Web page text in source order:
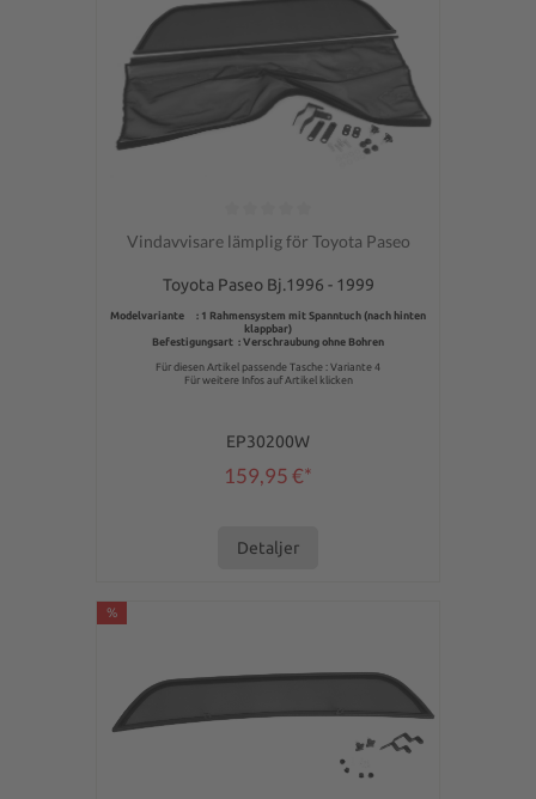
Genomsnittligt betyg på 0 av 5 stjärnor
Vindavvisare lämplig för Toyota Paseo
Toyota Paseo Bj.1996 - 1999
Modelvariante : 1 Rahmensystem mit Spanntuch (nach hinten
klappbar)
Befestigungsart : Verschraubung ohne Bohren
Für diesen Artikel passende Tasche : Variante 4
Für weitere Infos auf Artikel klicken
EP30200W
159,95 €*
Detaljer
%